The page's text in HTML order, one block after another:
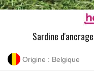
Sardine
Origine : Belgique